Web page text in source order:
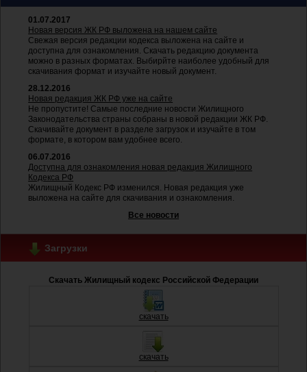
01.07.2017
Новая версия ЖК РФ выложена на нашем сайте
Свежая версия редакции кодекса выложена на сайте и
доступна для ознакомления. Скачать редакцию документа
можно в разных форматах. Выбирйте наиболее удобный для
скачивания формат и изучайте новый документ.
28.12.2016
Новая редакция ЖК РФ уже на сайте
Не пропустите! Самые последние новости Жилищного
Законодательства страны собраны в новой редакции ЖК РФ.
Скачивайте документ в разделе загрузок и изучайте в том
формате, в котором вам удобнее всего.
06.07.2016
Доступна для ознакомления новая редакция Жилищного
Кодекса РФ
Жилищный Кодекс РФ изменился. Новая редакция уже
выложена на сайте для скачивания и ознакомления.
Все новости
Загрузки
Скачать Жилищный кодекс Российской Федерации
скачать
скачать